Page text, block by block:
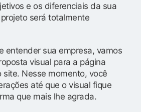
e os diferenciais da sua
será totalmente
entender sua empresa, vamos
visual para a página
site. Nesse momento, você
até que o visual fique
que mais lhe agrada.